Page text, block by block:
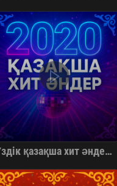
Үздік қазақша хит әндер 2020 Топ 40